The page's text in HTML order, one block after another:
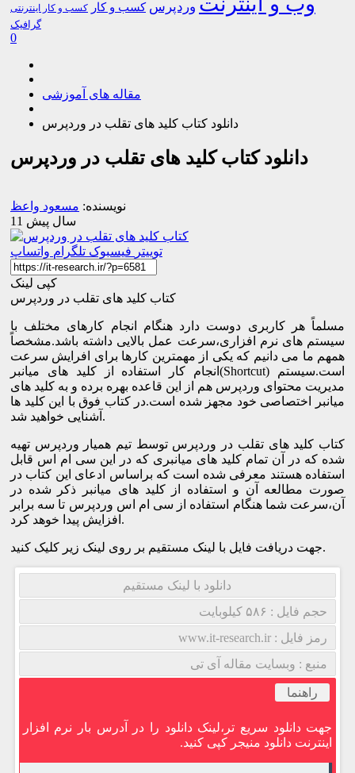
وردپرس کسب و کار کسب و کار اینترنتی
گرافیک
0
مقاله های آموزشی
دانلود کتاب کلید های تقلب در وردپرس
دانلود کتاب کلید های تقلب در وردپرس
نویسنده: مسعود واعظ
11 سال پیش
توییتر فیسبوک تلگرام واتساپ
کپی لینک
کتاب کلید های تقلب در وردپرس
مسلماً هر کاربری دوست دارد هنگام انجام کارهای مختلف با
سیستم های نرم افزاری،سرعت عمل بالایی داشته باشد.مشخصاً
همهم ما می دانیم که یکی از مهمترین کارها برای افرایش سرعت
انجام کار استفاده از کلید های میانبر(Shortcut) است.سیستم
مدیریت محتوای وردپرس هم از این قاعده بهره برده و به کلید های
میانبر اختصاصی خود مجهز شده است.در کتاب فوق با این کلید ها
آشنایی خواهید شد.
کتاب کلید های تقلب در وردپرس توسط تیم همیار وردپرس تهیه
شده که در آن تمام کلید های میانبری که در این سی ام اس قابل
استفاده هستند معرفی شده است که براساس ادعای این کتاب در
صورت مطالعه آن و استفاده از کلید های میانبر ذکر شده در
آن،سرعت شما هنگام استفاده از سی ام اس وردپرس تا سه برابر
افزایش پیدا خوهد کرد.
جهت دریافت فایل با لینک مستقیم بر روی لینک زیر کلیک کنید.
دانلود با لینک مستقیم
حجم فایل : ۵۸۶ کیلوبایت
رمز فایل : www.it-research.ir
منبع : وبسایت مقاله آی تی
راهنما
جهت دانلود سریع تر،لینک دانلود را در آدرس بار نرم افزار
اینترنت دانلود منیجر کپی کنید.